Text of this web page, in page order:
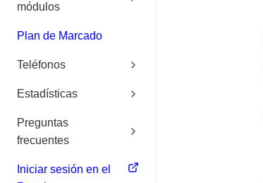
módulos
Plan de Marcado
Teléfonos
Estadísticas
Preguntas
frecuentes
Iniciar sesión en el